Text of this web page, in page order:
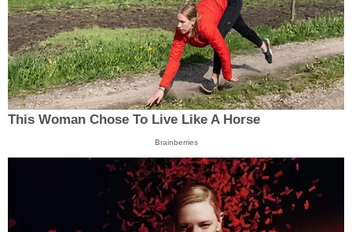
This Woman Chose To Live Like A Horse
Brainberries